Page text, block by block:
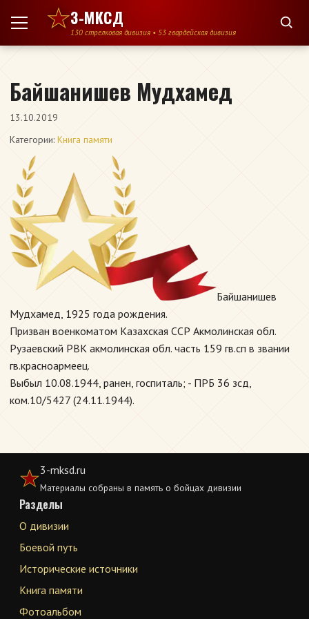
Перейти к содержимому
3-МКСД
130 стрелковая дивизия • 53 гвардейская дивизия
Байшанишев Мудхамед
13.10.2019
Категории: Книга памяти
Байшанишев
Мудхамед, 1925 года рождения.
Призван военкоматом Казахская ССР Акмолинская обл.
Рузаевский РВК акмолинская обл. часть 159 гв.сп в звании
гв.красноармеец.
Выбыл 10.08.1944, ранен, госпиталь; - ПРБ 36 зсд,
ком.10/5427 (24.11.1944).
3-mksd.ru
Материалы собраны в память о бойцах дивизии
Разделы
О дивизии
Боевой путь
Исторические источники
Книга памяти
Фотоальбом